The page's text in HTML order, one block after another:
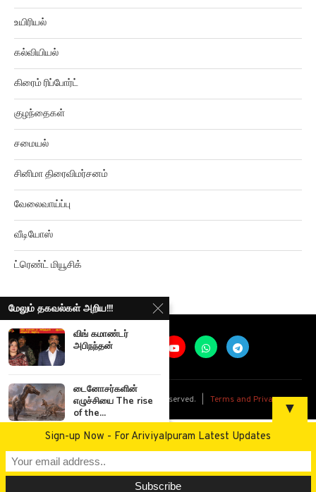
உயிரியல்
கல்வியியல்
கிரைம் ரிப்போர்ட்
குழந்தைகள்
சமையல்
சினிமா திரைவிமர்சனம்
வேலைவாய்ப்பு
வீடியோஸ்
ட்ரெண்ட் மியூசிக்
@2026Ariviyalpuram. All rights reserved. |
மேலும் தகவல்கள் அறிய!!!
விங் கமாண்டர்
அபிநந்தன்
டைனோசர்களின்
எழுச்சியை The rise
of the...
இன்பங்கள் Peoples
everyday
▼
Sign-up Now - For Ariviyalpuram Latest Updates